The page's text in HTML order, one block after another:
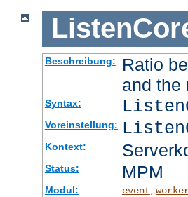
Beschreibung:
Ratio
and the
Syntax:
Voreinstellung:
Kontext:
Status: MPM
Modul: event